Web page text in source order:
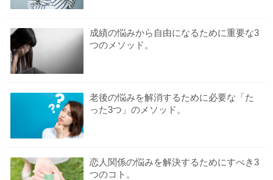
成績の悩みから自由になるために重要な3
つのメソッド。
老後の悩みを解消するために必要な「た
った3つ」のメソッド。
恋人関係の悩みを解決するためにすべき3
つのコト。